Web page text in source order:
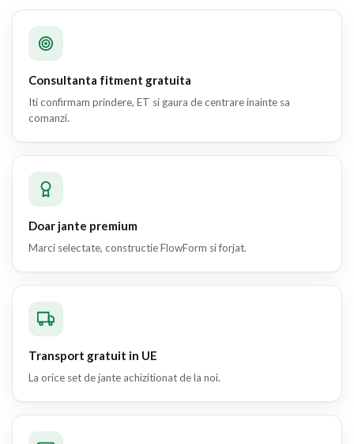
Consultanta fitment gratuita
Iti confirmam prindere, ET si gaura de centrare inainte sa
comanzi.
Doar jante premium
Marci selectate, constructie FlowForm si forjat.
Transport gratuit in UE
La orice set de jante achizitionat de la noi.